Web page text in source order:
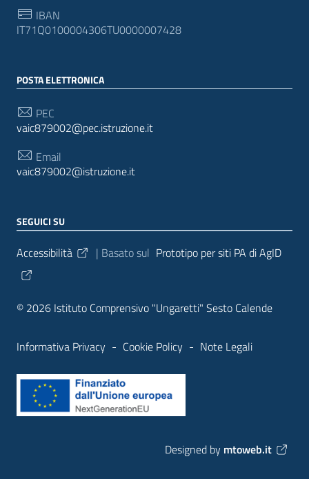
IBAN
IT71Q0100004306TU0000007428
POSTA ELETTRONICA
PEC
vaic879002@pec.istruzione.it
Email
vaic879002@istruzione.it
SEGUICI SU
Sezione Link Utili
Accessibilità | Basato sul Prototipo per siti PA di AgID
© 2026 Istituto Comprensivo "Ungaretti" Sesto Calende
Informativa Privacy - Cookie Policy - Note Legali
Designed by mtoweb.it